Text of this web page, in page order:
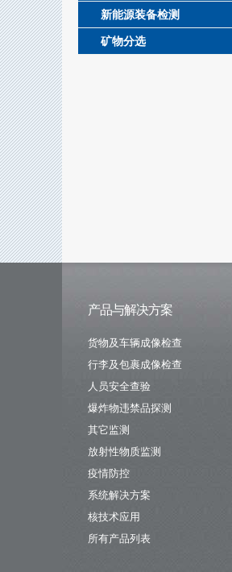
新能源装备检测
矿物分选
产品与解决方案
货物及车辆成像检查
行李及包裹成像检查
人员安全查验
爆炸物违禁品探测
其它监测
放射性物质监测
疫情防控
系统解决方案
核技术应用
所有产品列表